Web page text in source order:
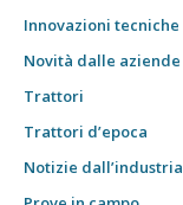
Innovazioni tecniche
Novità dalle aziende
Trattori
Trattori d’epoca
Notizie dall’industria